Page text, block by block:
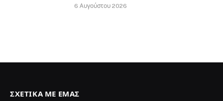
6 Αυγούστου 2026
ΣΧΕΤΙΚΆ ΜΕ ΕΜΆΣ